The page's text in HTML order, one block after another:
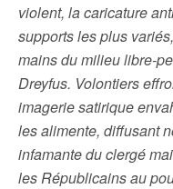
violent, la caricature
supports les plus
mains du milieu libre-
Dreyfus. Volontiers
imagerie satirique
les alimente, diffusant
infamante du clergé
les Républicains au